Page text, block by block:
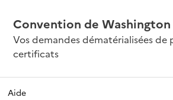
Convention de Washington
Vos demandes dématérialisées de
certificats
Aide